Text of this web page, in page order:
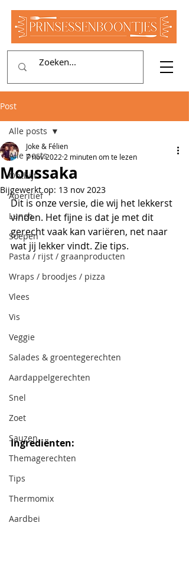
Post
Alle posts
Ontbijt
Aperitief
Lunch
Soepen
Pasta / rijst / graanproducten
Wraps / broodjes / pizza
Vlees
Vis
Veggie
Salades & groentegerechten
Aardappelgerechten
Snel
Zoet
Sauzen
Themagerechten
Tips
Thermomix
Aardbei
Alle posts
Moussaka
Joke & Félien
7 nov 2022 2 minuten om te lezen
Bijgewerkt op: 13 nov 2023
Dit is onze versie, die wij het lekkerst
vinden. Het fijne is dat je met dit
gerecht vaak kan variëren, net naar
wat jij lekker vindt. Zie tips.
Ingrediënten: